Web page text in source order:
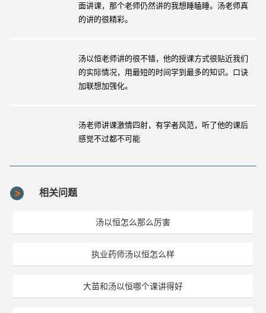
面讲课，那个老师仍然讲的我想睡瞌睡。汤老师真
的讲的很精彩。
汤以恒老师讲的很不错，他的授课方式很贴近我们
的实际情况，用最短的时间学到最多的知识。口诀
加联想加强化。
汤老师讲课激情四射，有学者风范，听了他的课后
感觉不过都不可能
相关问题
汤以恒怎么那么厉害
执业药师汤以恒怎么样
大苗和汤以恒哪个课讲得好